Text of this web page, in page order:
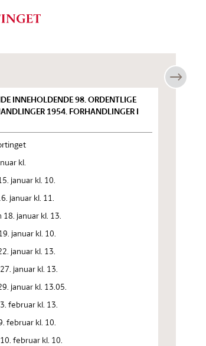
INNEHOLDENDE 98. ORDENTLIGE
1954. FORHANDLINGER I
kl.
januar kl. 10.
januar kl. 11.
januar kl. 13.
januar kl. 10.
januar kl. 13.
januar kl. 13.
januar kl. 13.05.
februar kl. 13.
februar kl. 10.
februar kl. 10.